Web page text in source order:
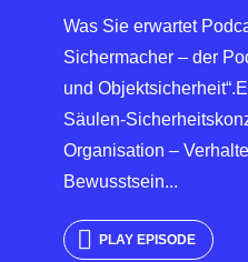
Was Sie erwartet
Sichermacher – der
und
Säulen-
Organisation –
Bewusstsein...
PLAY EPISODE